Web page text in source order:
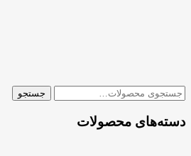
جستجو
جستجو
دسته‌های محصولات